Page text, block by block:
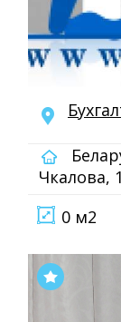
Чкалова,
0 м2